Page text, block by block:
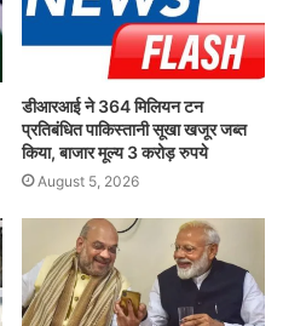
डीआरआई ने 364 मिलियन टन
प्रतिबंधित पाकिस्तानी सूखा खजूर जब्त
किया, बाजार मूल्य 3 करोड़ रुपये
August 5, 2026